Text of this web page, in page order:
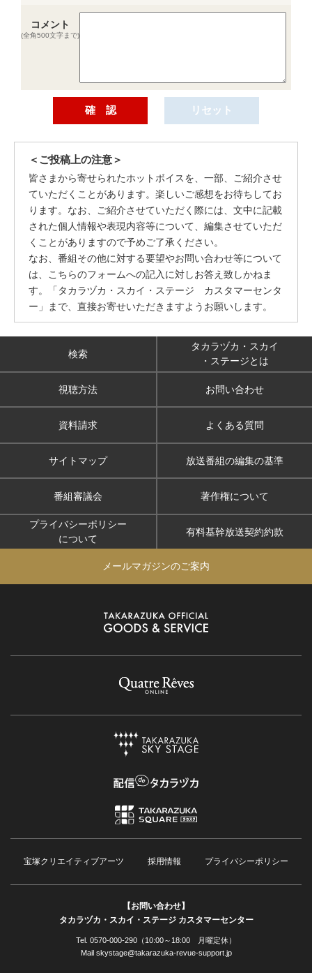
コメント
(全角500文字まで)
＜ご投稿上の注意＞
皆さまから寄せられたホットボイスを、一部、ご紹介させ
ていただくことがあります。楽しいご感想をお待ちしてお
ります。なお、ご紹介させていただく際には、文中に記載
された個人情報や表現内容等について、編集させていただ
くことがありますので予めご了承ください。
なお、番組その他に対する要望やお問い合わせ等について
は、こちらのフォームへの記入に対しお答え致しかねま
す。「タカラヅカ・スカイ・ステージ カスタマーセンタ
ー」まで、直接お寄せいただきますようお願いします。
検索
タカラヅカ・スカイ
・ステージとは
視聴方法 お問い合わせ
資料請求 よくある質問
サイトマップ 放送番組の編集の基準
番組審議会 著作権について
プライバシーポリシー
について
有料基幹放送契約約款
メールマガジンのご案内
宝塚クリエイティブアーツ 採用情報 プライバシーポリシー
【お問い合わせ】
タカラヅカ・スカイ・ステージ カスタマーセンター
Tel. 0570-000-290（10:00～18:00 月曜定休）
Mail skystage@takarazuka-revue-support.jp